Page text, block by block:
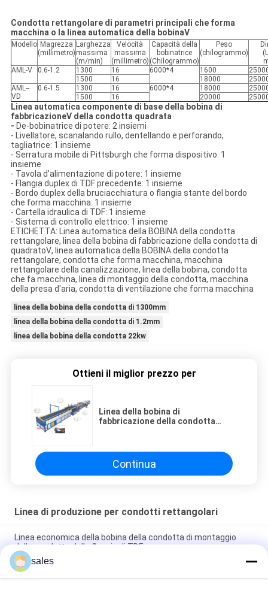
Condotta rettangolare di parametri principali che forma
macchina o la linea automatica della bobinaⅤ
Modello Magrezza
(millimetro)
Larghezza
massima
(m/min)
Velocità
massima
(millimetro)
Capacità della
bobinatrice
(Chilogrammo)
Peso
(chilogrammo)
AML-Ⅴ
0.6-1.2 1300 16 6000*4 1600
1500
16 18000
AML--
ⅤD
0.6-1.5 1300 16 6000*4 18000
1500
16 20000
Linea automatica componente di base della bobina di
fabbricazioneⅤ della condotta quadrata
- De-bobinatrice di potere: 2 insiemi
- Livellatore, scanalando rullo, dentellando e perforando,
tagliatrice: 1 insieme
- Serratura mobile di Pittsburgh che forma dispositivo: 1
insieme
- Tavola d'alimentazione di potere: 1 insieme
- Flangia duplex di TDF precedente: 1 insieme
- Bordo duplex della bruciacchiatura o flangia stante del bordo
che forma macchina: 1 insieme
- Cartella idraulica di TDF: 1 insieme
- Sistema di controllo elettrico: 1 insieme
ETICHETTA: Linea automatica della BOBINA della condotta
rettangolare, linea della bobina di fabbricazione della condotta di
quadratoⅤ, linea automatica della BOBINA della condotta
rettangolare, condotta che forma macchina, macchina
rettangolare della canalizzazione, linea della bobina, condotta
che fa macchina, linea di montaggio della condotta, macchina
della presa d'aria, condotta di ventilazione che forma macchina
linea della bobina della condotta di 1300mm
linea della bobina della condotta di 1.2mm
linea della bobina della condotta 22kw
Ottieni il miglior prezzo per
Linea della bobina di
fabbricazione della condotta
Continua
Linea di produzione per condotti rettangolari
Linea economica della bobina della condotta di montaggio
della condotta della flangia di TDF
Soluzione economica della macchina di montaggio della
condotta della flangia di TDC
sales